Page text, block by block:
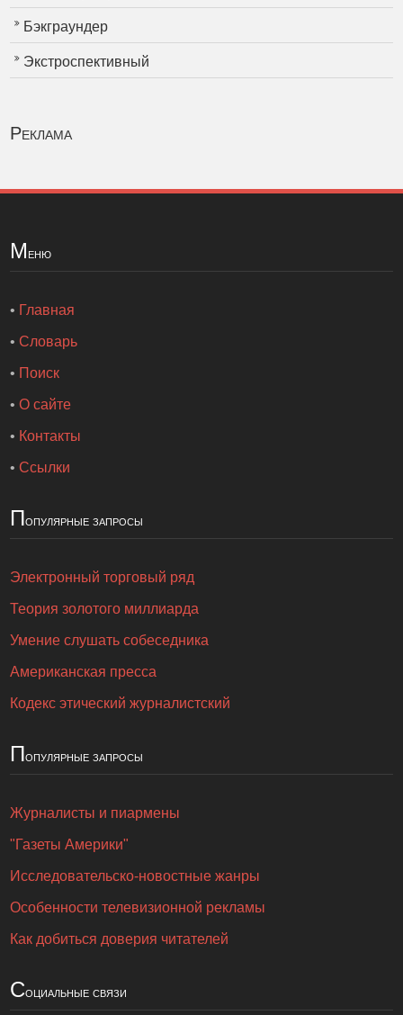
Бэкграундер
Экстроспективный
Реклама
Меню
• Главная
•Словарь
• Поиск
•О сайте
• Контакты
•Ссылки
Популярные запросы
Электронный торговый ряд
Теория золотого миллиарда
Умение слушать собеседника
Американская пресса
Кодекс этический журналистский
Популярные запросы
Журналисты и пиармены
"Газеты Америки"
Исследовательско-новостные жанры
Особенности телевизионной рекламы
Как добиться доверия читателей
Социальные связи